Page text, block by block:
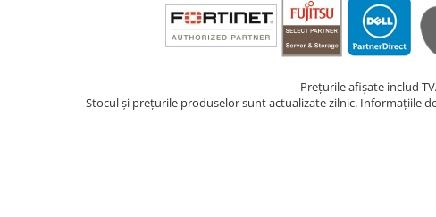
Prețurile afișate includ
Stocul și prețurile produselor sunt actualizate zilnic. Informațiile